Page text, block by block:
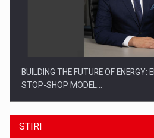
BUILDING THE FUTURE OF ENERGY:
STOP-SHOP MODEL…
STIRI